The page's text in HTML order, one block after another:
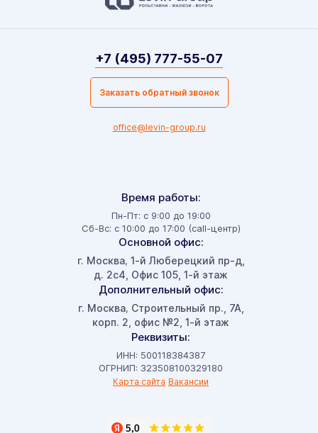
Время работы:
Пн-Пт: с 9:00 до 19:00
Сб-Вс: с 10:00 до 17:00 (call-центр)
Основной офис:
г. Москва, 1-й Люберецкий пр-д,
д. 2с4, Офис 105, 1-й этаж
Дополнительный офис:
г. Москва, Строительный пр., 7А,
корп. 2, офис №2, 1-й этаж
Реквизиты:
ИНН: 500118384387
ОГРНИП: 323508100329180
Карта сайта Вакансии
+7 (495) 777-55-07
Заказать обратный звонок
office@levin-group.ru